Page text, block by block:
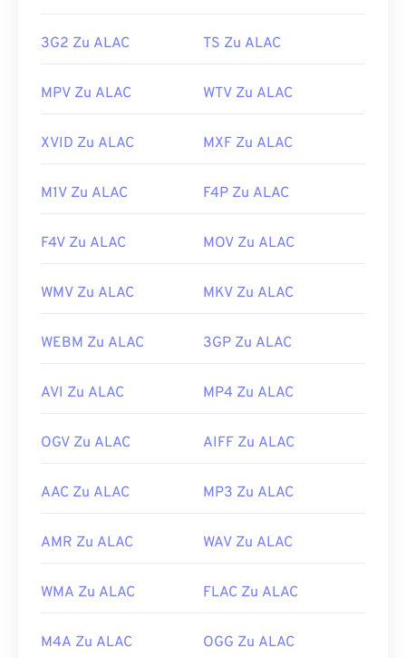
Erstveröffentlichung:
2003
https://www.lifewire.com/flv-file
3G2 Zu ALAC TS Zu ALAC
MPV Zu ALAC WTV Zu ALAC
XVID Zu ALAC MXF Zu ALAC
M1V Zu ALAC F4P Zu ALAC
F4V Zu ALAC MOV Zu ALAC
WMV Zu ALAC MKV Zu ALAC
WEBM Zu ALAC 3GP Zu ALAC
AVI Zu ALAC MP4 Zu ALAC
OGV Zu ALAC AIFF Zu ALAC
AAC Zu ALAC MP3 Zu ALAC
AMR Zu ALAC WAV Zu ALAC
WMA Zu ALAC FLAC Zu ALAC
M4A Zu ALAC OGG Zu ALAC